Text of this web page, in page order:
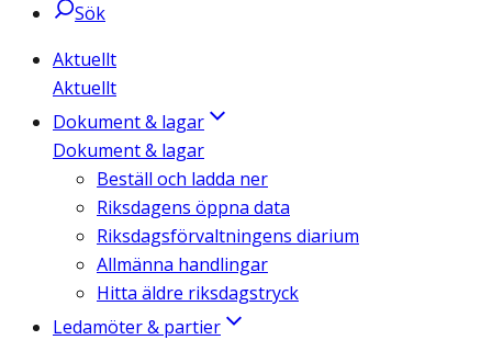
Sök
Aktuellt
Aktuellt
Dokument & lagar
Dokument & lagar
Beställ och ladda ner
Riksdagens öppna data
Riksdagsförvaltningens diarium
Allmänna handlingar
Hitta äldre riksdagstryck
Ledamöter & partier